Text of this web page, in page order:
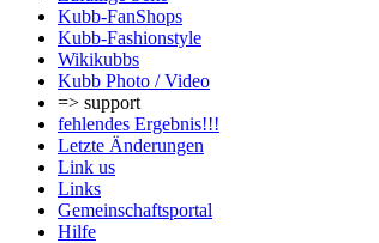
Kubb-FanShops
Kubb-Fashionstyle
Wikikubbs
Kubb Photo / Video
=> support
fehlendes Ergebnis!!!
Letzte Änderungen
Link us
Links
Gemeinschafts­portal
Hilfe